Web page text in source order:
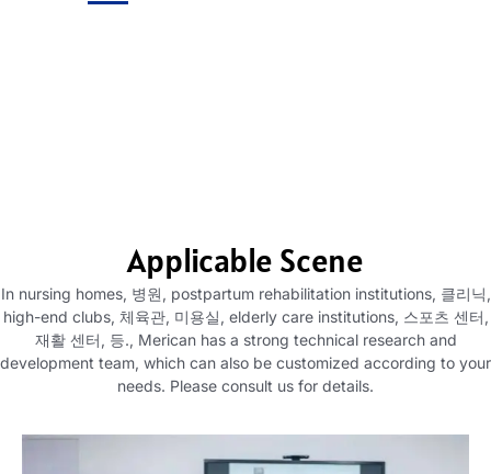
Applicable Scene
In nursing homes, 병원, postpartum rehabilitation institutions, 클리닉,
high-end clubs, 체육관, 미용실, elderly care institutions, 스포츠 센터,
재활 센터, 등., Merican has a strong technical research and
development team, which can also be customized according to your
needs. Please consult us for details.